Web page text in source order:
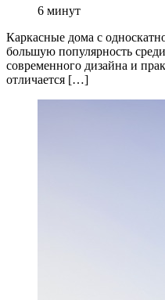
6 минут
Каркасные дома с
большую популярность
современного дизайна и
отличается […]